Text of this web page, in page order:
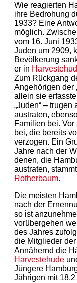
Wie reagierten
ihre Bedrohung
1933? Eine
möglich.
vom 16. Juni
Juden um 2909,
Bevölkerung
er in
Zum Rückgang
Angehörigen der
allein sie
„Juden“ –
austraten,
Familien bei.
bei, die bereits
verzogen. Ein
Jahre nach der
denen, die
austraten,
Rotherbaum.
Die meisten
nach der
so ist
vorübergehen
des Jahres
die Mitglieder
Annähernd die
Harvestehude
Jüngere
Jährigen mit